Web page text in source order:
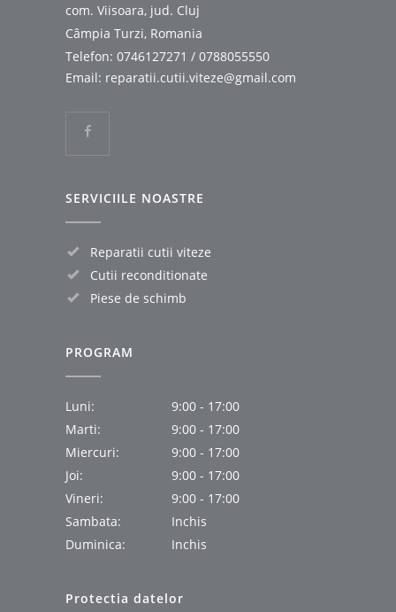
com. Viisoara, jud. Cluj
Câmpia Turzi, Romania
Telefon: 0746127271 / 0788055550
Email: reparatii.cutii.viteze@gmail.com
SERVICIILE NOASTRE
Reparatii cutii viteze
Cutii reconditionate
Piese de schimb
PROGRAM
Luni:
9:00 - 17:00
Marti:
9:00 - 17:00
Miercuri:
9:00 - 17:00
Joi:
9:00 - 17:00
Vineri:
9:00 - 17:00
Sambata:
Inchis
Duminica:
Inchis
Protectia datelor